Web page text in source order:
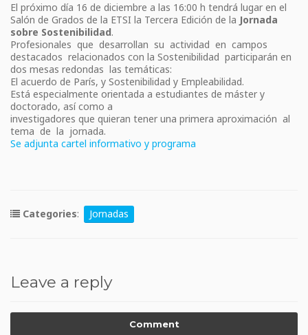
El próximo día 16 de diciembre a las 16:00 h tendrá lugar en el
Salón de Grados de la ETSI la Tercera Edición de la Jornada
sobre Sostenibilidad.
Profesionales que desarrollan su actividad en campos
destacados relacionados con la Sostenibilidad participarán en
dos mesas redondas las temáticas:
El acuerdo de París, y Sostenibilidad y Empleabilidad.
Está especialmente orientada a estudiantes de máster y
doctorado, así como a
investigadores que quieran tener una primera aproximación al
tema de la jornada.
Se adjunta cartel informativo y programa
Categories: Jornadas
Leave a reply
Comment